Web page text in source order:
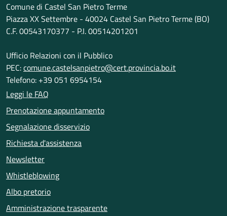
Comune di Castel San Pietro Terme
Piazza XX Settembre - 40024 Castel San Pietro Terme (BO)
C.F. 00543170377 - P.I. 00514201201
Ufficio Relazioni con il Pubblico
PEC:comune.castelsanpietro@cert.provincia.bo.it
Telefono: +39 051 6954154
Leggi le FAQ
Prenotazione appuntamento
Segnalazione disservizio
Richiesta d'assistenza
Newsletter
Whistleblowing
Albo pretorio
Amministrazione trasparente